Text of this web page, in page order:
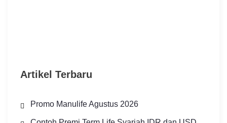
Artikel Terbaru
Promo Manulife Agustus 2026